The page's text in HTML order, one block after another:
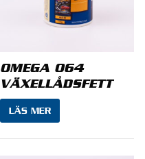
OMEGA 064
VÄXELLÅDSFETT
LÄS MER